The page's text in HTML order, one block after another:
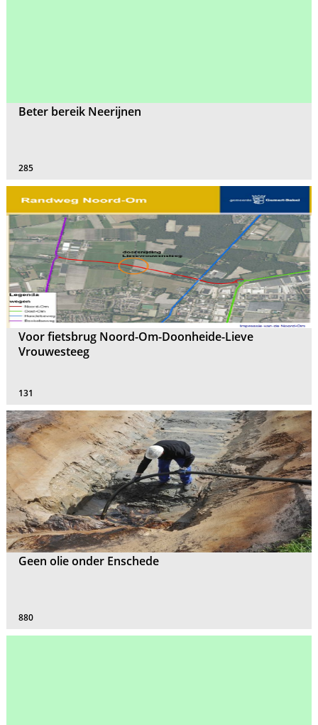
Beter bereik Neerijnen
285
Voor fietsbrug Noord-Om-Doonheide-Lieve
Vrouwesteeg
131
Geen olie onder Enschede
880